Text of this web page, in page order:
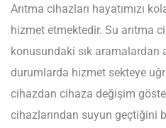
Arıtma cihazları hayatımızı
hizmet etmektedir. Su arıtma
konusundaki sık aramalardan
durumlarda hizmet sekteye
cihazdan cihaza değişim
cihazlarından suyun geçtiğini